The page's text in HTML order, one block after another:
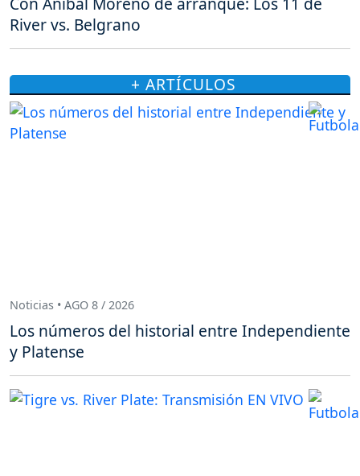
River vs. Belgrano
+ ARTÍCULOS
Noticias • AGO 8 / 2026
Los números del historial entre Independiente
y Platense